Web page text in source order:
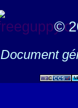
©
Document